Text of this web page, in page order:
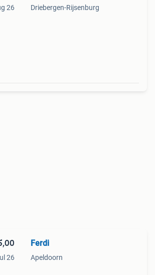
26 Driebergen-Rijsenburg
26
Ferdi
Apeldoorn